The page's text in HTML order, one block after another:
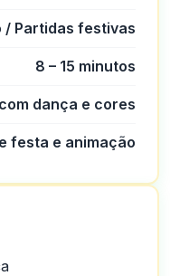
/ Partidas festivas
8 – 15 minutos
dança e cores
festa e animação